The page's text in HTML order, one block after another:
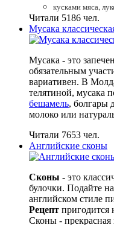
кусками мяса,
Читали 5186 чел.
Мусака
Мусака - это
обязательным
вариативен. В
телятиной, мусака
бешамель, болгары
молоко или
Читали 7653 чел.
Английские сконы
Сконы - это
булочки. Подайте
английском стиле
Рецепт пригодится
Сконы -